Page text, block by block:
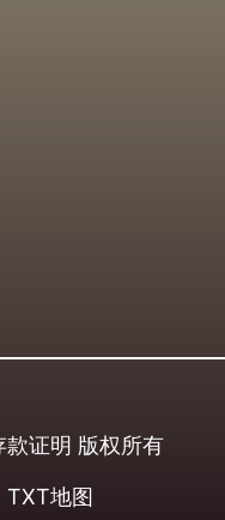
证明 版权所有
TXT地图